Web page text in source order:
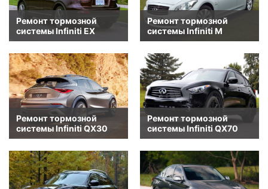
Ремонт тормозной
системы Infiniti EX
Ремонт тормозной
системы Infiniti M
Ремонт тормозной
системы Infiniti QX30
Ремонт тормозной
системы Infiniti QX70